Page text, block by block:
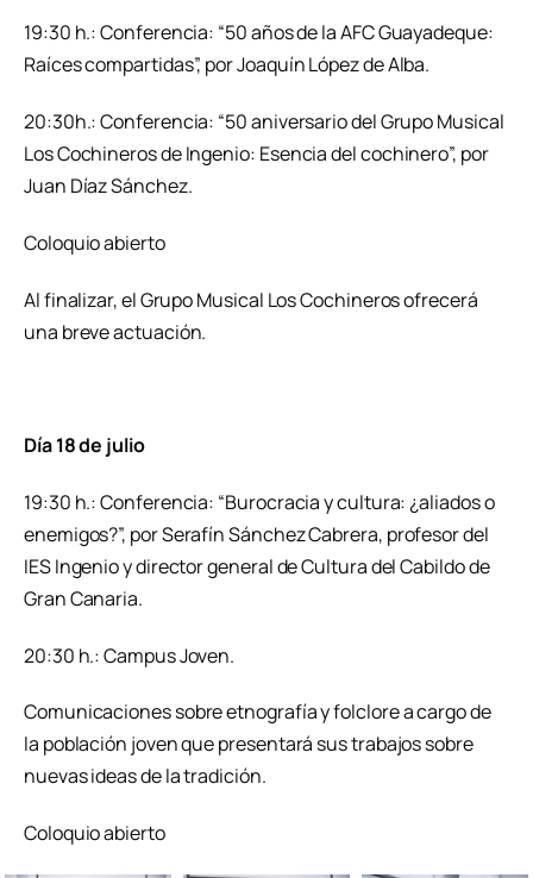
19:30 h.: Conferencia: “50 años de la AFC Guayadeque:
Raíces compartidas”, por Joaquín López de Alba.
20:30h.: Conferencia: “50 aniversario del Grupo Musical
Los Cochineros de Ingenio: Esencia del cochinero”, por
Juan Díaz Sánchez.
Coloquio abierto
Al finalizar, el Grupo Musical Los Cochineros ofrecerá
una breve actuación.
Día 18 de julio
19:30 h.: Conferencia: “Burocracia y cultura: ¿aliados o
enemigos?”, por Serafín Sánchez Cabrera, profesor del
IES Ingenio y director general de Cultura del Cabildo de
Gran Canaria.
20:30 h.: Campus Joven.
Comunicaciones sobre etnografía y folclore a cargo de
la población joven que presentará sus trabajos sobre
nuevas ideas de la tradición.
Coloquio abierto